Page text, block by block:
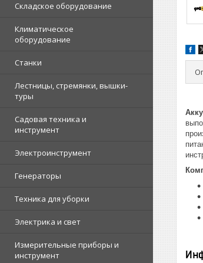
Складское оборудование
Климатическое
оборудование
Станки
Лестницы, стремянки, вышки-
туры
Садовая техника и
инструмент
Электроинструмент
Генераторы
Техника для уборки
Электрика и свет
Измерительные приборы и
инструмент